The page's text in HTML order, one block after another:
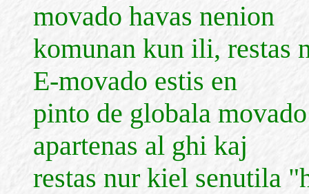
movado havas nenion
komunan kun ili, restas
E-movado estis en
pinto de globala
apartenas al ghi kaj
restas nur kiel senutila